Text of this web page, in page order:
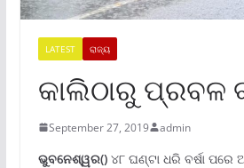
LATEST ରାଜ୍ୟ
କାଲିଠାରୁ ପ୍ରବଳ
September 27, 2019 admin
ଭୁବନେଶ୍ୱର()୪୮ ଘଣ୍ଟା ଧରି ବର୍ଷା ପରେ